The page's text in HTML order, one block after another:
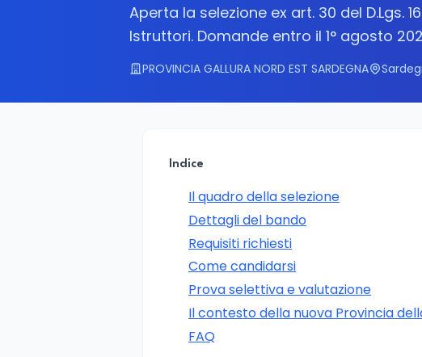
Aperta la selezione ex art. 30 del D.Lgs.
Istruttori. Domande entro il 1° agosto
PROVINCIA GALLURA NORD EST SARDEGNA
Indice
Il quadro della selezione
Dettagli del bando
Requisiti richiesti
Come candidarsi
Prova selettiva e valutazione
Il contesto della nuova Provincia
FAQ